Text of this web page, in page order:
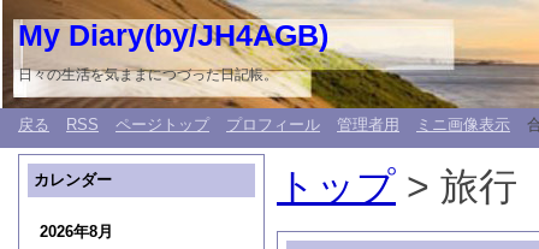
My Diary(by/JH4AGB)
日々の生活を気ままにつづった日記帳。
戻る RSS ページトップ プロフィール 管理者用 ミニ画像表示
トップ > 旅行
カレンダー
2026年8月